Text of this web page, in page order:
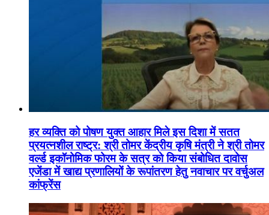
हर व्यक्ति को पोषण युक्त आहार मिले इस दिशा में सतत
प्रयत्नशील राष्ट्र: श्री तोमर केंद्रीय कृषि मंत्री ने श्री तोमर
वर्ल्ड इकॉनोमिक फोरम के सत्र को किया संबोधित दावोस
एजेंडा में खाद्य प्रणालियों के रूपांतरण हेतु नवाचार पर वर्चुअल
कांफ्रेंस